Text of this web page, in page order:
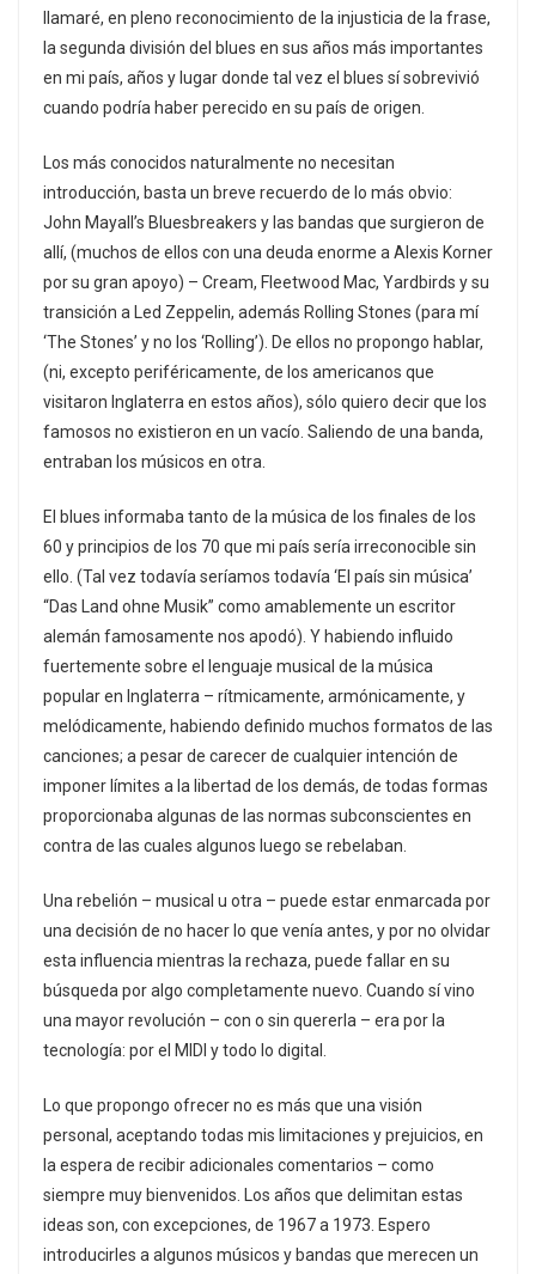
llamaré, en pleno reconocimiento de la injusticia de la frase,
la segunda división del blues en sus años más importantes
en mi país, años y lugar donde tal vez el blues sí sobrevivió
cuando podría haber perecido en su país de origen.
Los más conocidos naturalmente no necesitan
introducción, basta un breve recuerdo de lo más obvio:
John Mayall’s Bluesbreakers y las bandas que surgieron de
allí, (muchos de ellos con una deuda enorme a Alexis Korner
por su gran apoyo) – Cream, Fleetwood Mac, Yardbirds y su
transición a Led Zeppelin, además Rolling Stones (para mí
‘The Stones’ y no los ‘Rolling’). De ellos no propongo hablar,
(ni, excepto periféricamente, de los americanos que
visitaron Inglaterra en estos años), sólo quiero decir que los
famosos no existieron en un vacío. Saliendo de una banda,
entraban los músicos en otra.
El blues informaba tanto de la música de los finales de los
60 y principios de los 70 que mi país sería irreconocible sin
ello. (Tal vez todavía seríamos todavía ‘El país sin música’
“Das Land ohne Musik” como amablemente un escritor
alemán famosamente nos apodó). Y habiendo influido
fuertemente sobre el lenguaje musical de la música
popular en Inglaterra – rítmicamente, armónicamente, y
melódicamente, habiendo definido muchos formatos de las
canciones; a pesar de carecer de cualquier intención de
imponer límites a la libertad de los demás, de todas formas
proporcionaba algunas de las normas subconscientes en
contra de las cuales algunos luego se rebelaban.
Una rebelión – musical u otra – puede estar enmarcada por
una decisión de no hacer lo que venía antes, y por no olvidar
esta influencia mientras la rechaza, puede fallar en su
búsqueda por algo completamente nuevo. Cuando sí vino
una mayor revolución – con o sin quererla – era por la
tecnología: por el MIDI y todo lo digital.
Lo que propongo ofrecer no es más que una visión
personal, aceptando todas mis limitaciones y prejuicios, en
la espera de recibir adicionales comentarios – como
siempre muy bienvenidos. Los años que delimitan estas
ideas son, con excepciones, de 1967 a 1973. Espero
introducirles a algunos músicos y bandas que merecen un